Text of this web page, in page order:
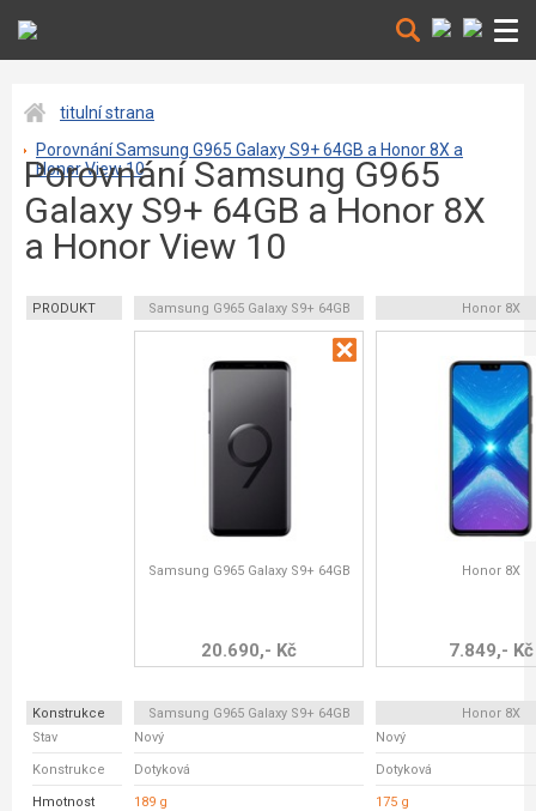
titulní strana
Porovnání Samsung G965 Galaxy S9+ 64GB a Honor 8X a
Honor View 10
Porovnání Samsung G965
Galaxy S9+ 64GB a Honor 8X
a Honor View 10
PRODUKT Samsung G965 Galaxy S9+ 64GB Honor 8X
Samsung G965 Galaxy S9+ 64GB
20.690,- Kč
Honor 8X
7.849,- Kč
Konstrukce Samsung G965 Galaxy S9+ 64GB
Honor 8X
Stav
Nový Nový
Konstrukce Dotyková Dotyková
Hmotnost 189 g 175 g